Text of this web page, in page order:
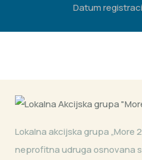
Datum
Lokalna akcijska grupa „More
neprofitna udruga osnovana